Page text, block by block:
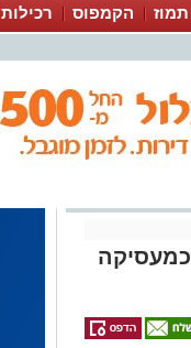
תמוז הקמפוס רכילות